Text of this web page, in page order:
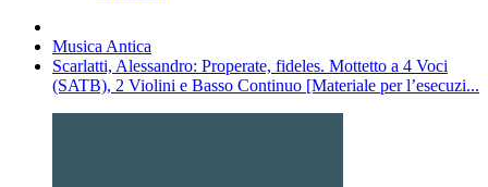
Musica Antica
Scarlatti, Alessandro: Properate, fideles. Mottetto a 4 Voci
(SATB), 2 Violini e Basso Continuo [Materiale per l’esecuzi...